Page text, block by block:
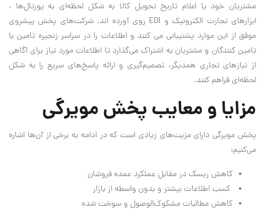
مشتریان خود یا اعلام تاریخ تحویل کالا به شکل لحظه‌ای به پورتال‌ها ،
ابزارهای تجارت الکترونیک و EDI روی آورده اند. شرکت‌های پخش پیشروی
موفق از این موارد پشتیبانی می کنند و اطلاعات را در سراسر زنجیره تامین با
تامین کنندگان و مشتریان به اشتراک می‌گذارد تا اطلاعات مورد نیاز برای آگاهی
از نیازهای تجاری همدیگر، تصمیم‌گیری و ارائه پاسخ‌های سریع را به شکل
لحظه‌ای فراهم کنند.
مزایا و معایب پخش مویرگی
پخش مویرگی دارای مزیت‌های زیادی است که در ادامه به برخی از آن‌ها اشاره
می‌کنیم:
کاهش ریسک در مقابل عملکرد عمده فروشان
کسب اطلاعات بیشتر و بدون واسطه از بازار
کاهش مطالبات مشکوک‌الوصول و سوخت شده